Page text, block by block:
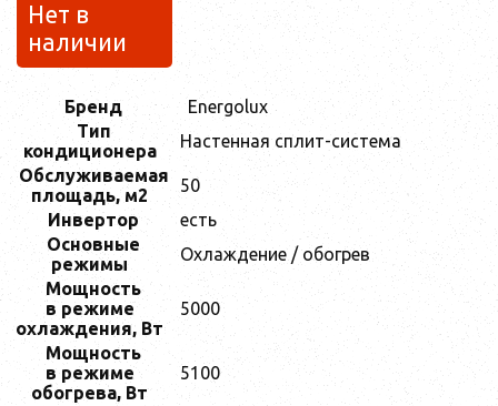
Нет в
наличии
Бренд
Energolux
Тип
кондиционера
Настенная сплит-система
Обслуживаемая
площадь, м2
50
Инвертор
есть
Основные
режимы
Охлаждение / обогрев
Мощность
в режиме
охлаждения, Bт
5000
Мощность
в режиме
обогрева, Вт
5100